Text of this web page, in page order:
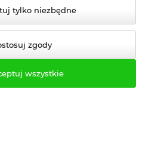
kolorach
opcja w klubach fitness i
chcą, aby szatnia była
wizualną
tylko niezbędne
zgody
wszystkie